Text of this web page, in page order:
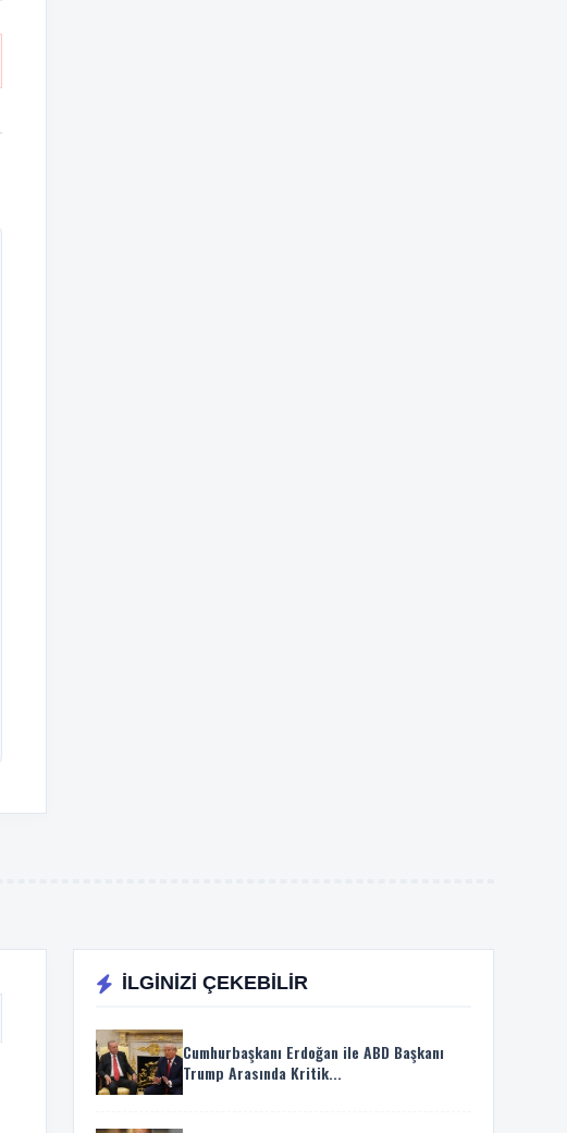
İLGİNİZİ ÇEKEBİLİR
Cumhurbaşkanı Erdoğan ile ABD Başkanı
Trump Arasında Kritik...